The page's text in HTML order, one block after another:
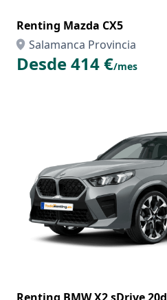
Renting Mazda CX5
Salamanca Provincia
Desde 414 €/mes